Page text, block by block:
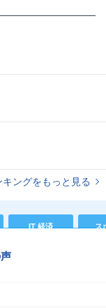
ングをもっと見る
IT 経済 ス